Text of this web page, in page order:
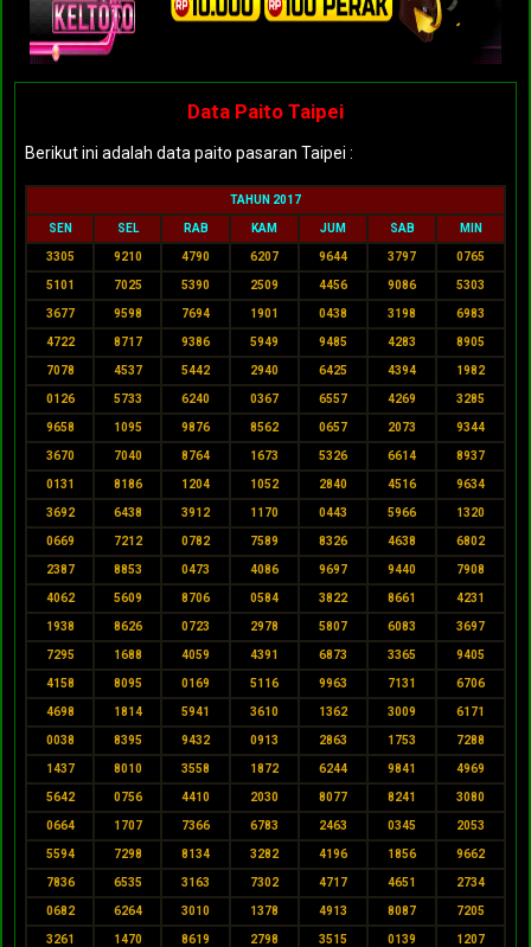
Data Paito Taipei
Berikut ini adalah data paito pasaran Taipei :
TAHUN 2017
SEN SEL RAB KAM JUM SAB MIN
3305 9210 4790 6207 9644 3797 0765
5101 7025 5390 2509 4456 9086 5303
3677 9598 7694 1901 0438 3198 6983
4722 8717 9386 5949 9485 4283 8905
7078 4537 5442 2940 6425 4394 1982
0126 5733 6240 0367 6557 4269 3285
9658 1095 9876 8562 0657 2073 9344
3670 7040 8764 1673 5326 6614 8937
0131 8186 1204 1052 2840 4516 9634
3692 6438 3912 1170 0443 5966 1320
0669 7212 0782 7589 8326 4638 6802
2387 8853 0473 4086 9697 9440 7908
4062 5609 8706 0584 3822 8661 4231
1938 8626 0723 2978 5807 6083 3697
7295 1688 4059 4391 6873 3365 9405
4158 8095 0169 5116 9963 7131 6706
4698 1814 5941 3610 1362 3009 6171
0038 8395 9432 0913 2863 1753 7288
1437 8010 3558 1872 6244 9841 4969
5642 0756 4410 2030 8077 8241 3080
0664 1707 7366 6783 2463 0345 2053
5594 7298 8134 3282 4196 1856 9662
7836 6535 3163 7302 4717 4651 2734
0682 6264 3010 1378 4913 8087 7205
3261 1470 8619 2798 3515 0139 1207